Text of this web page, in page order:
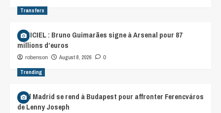
Transfers
OFFICIEL : Bruno Guimarães signe à Arsenal pour 87
millions d’euros
robenson August 8, 2026 0
Trending
Real Madrid se rend à Budapest pour affronter Ferencváros
de Lenny Joseph